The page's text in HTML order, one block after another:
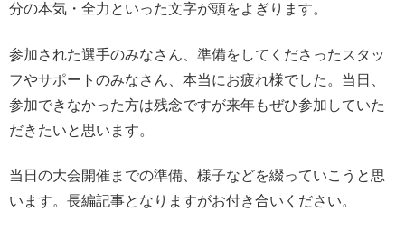
分の本気・全力といった文字が頭をよぎります。
参加された選手のみなさん、準備をしてくださったスタッ
フやサポートのみなさん、本当にお疲れ様でした。当日、
参加できなかった方は残念ですが来年もぜひ参加していた
だきたいと思います。
当日の大会開催までの準備、様子などを綴っていこうと思
います。長編記事となりますがお付き合いください。